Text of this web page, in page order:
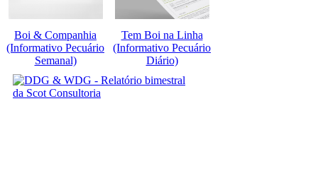
Boi & Companhia
(Informativo Pecuário
Semanal)
Tem Boi na Linha
(Informativo Pecuário
Diário)